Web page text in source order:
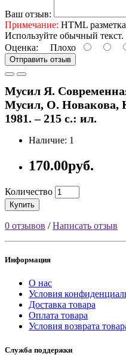
Ваш отзыв:
Примечание: HTML
Используйте обычный текст.
Оценка: Плохо
Отправить отзыв
Мусил Я.
Мусил, О.
1981. – 215 с.: ил.
Наличие: 1
170.00руб.
Количество
Купить
0 отзывов /Написать отзыв
Информация
О нас
Условия
Доставка товара
Оплата товара
Условия возврата
Служба поддержки